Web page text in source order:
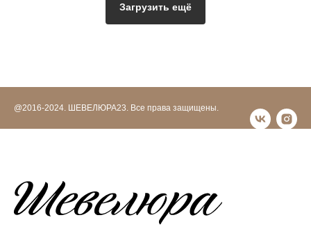
Загрузить ещё
@2016-2024. ШЕВЕЛЮРА23. Все права защищены.